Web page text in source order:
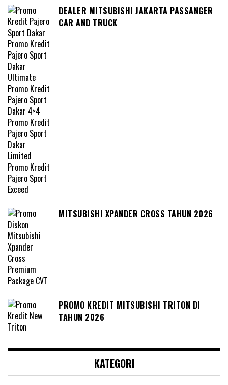
DEALER MITSUBISHI JAKARTA PASSANGER
CAR AND TRUCK
MITSUBISHI XPANDER CROSS TAHUN 2026
PROMO KREDIT MITSUBISHI TRITON DI
TAHUN 2026
KATEGORI